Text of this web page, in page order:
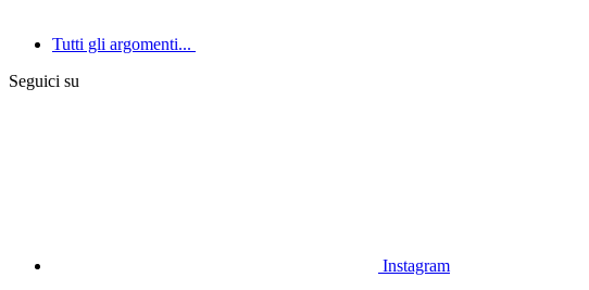
Tutti gli argomenti...
Seguici su
Instagram